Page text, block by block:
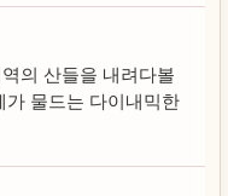
의 산들을 내려다볼
가 물드는 다이내믹한